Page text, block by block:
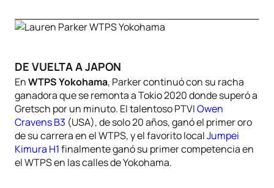
DE VUELTA A JAPON
EnWTPS Yokohama, Parker continuó con su racha
ganadora que se remonta a Tokio 2020 donde superó a
Gretsch por un minuto. El talentoso PTVIOwen
Cravens B3 (USA), de solo 20 años, ganó el primer oro
de su carrera en el WTPS, y el favorito localJumpei
Kimura H1finalmente ganó su primer competencia en
el WTPS en las calles de Yokohama.